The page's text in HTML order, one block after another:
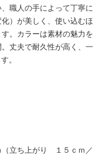
職人の手によって丁寧に
）が美しく、使い込むほ
。カラーは素材の魅力を
丈夫で耐久性が高く、一
。
ち上がり １５ｃｍ／